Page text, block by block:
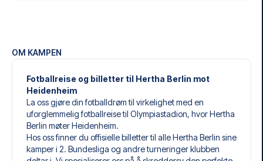
OM KAMPEN
Fotballreise og billetter til Hertha Berlin mot
Heidenheim
La oss gjøre din fotballdrøm til virkelighet med en
uforglemmelig fotballreise til Olympiastadion, hvor Hertha
Berlin møter Heidenheim.
Hos oss finner du offisielle billetter til alle Hertha Berlin sine
kamper i 2. Bundesliga og andre turneringer klubben